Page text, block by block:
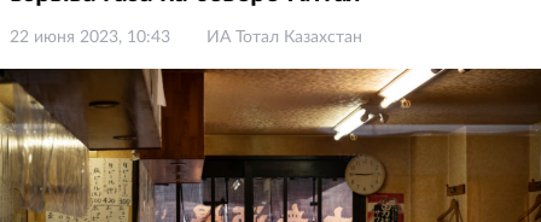
22 июня 2023, 10:43 ИА Тотал Казахстан